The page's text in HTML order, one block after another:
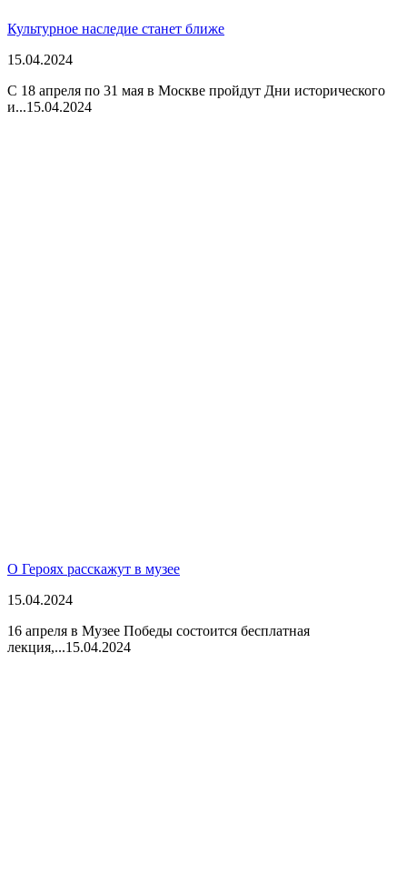
Культурное наследие станет ближе
15.04.2024
С 18 апреля по 31 мая в Москве пройдут Дни исторического
и...15.04.2024
О Героях расскажут в музее
15.04.2024
16 апреля в Музее Победы состоится бесплатная
лекция,...15.04.2024